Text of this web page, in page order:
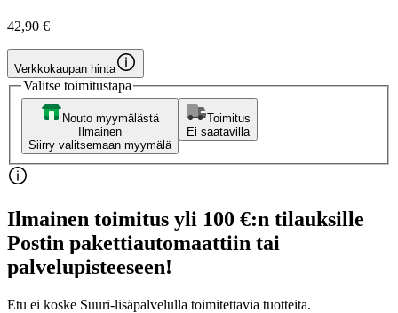
42,90 €
Verkkokaupan hinta
Valitse toimitustapa
Nouto myymälästä
Ilmainen
Siirry valitsemaan myymälä
Toimitus
Ei saatavilla
Ilmainen toimitus yli 100 €:n tilauksille
Postin pakettiautomaattiin tai
palvelupisteeseen!
Etu ei koske Suuri‑lisäpalvelulla toimitettavia tuotteita.